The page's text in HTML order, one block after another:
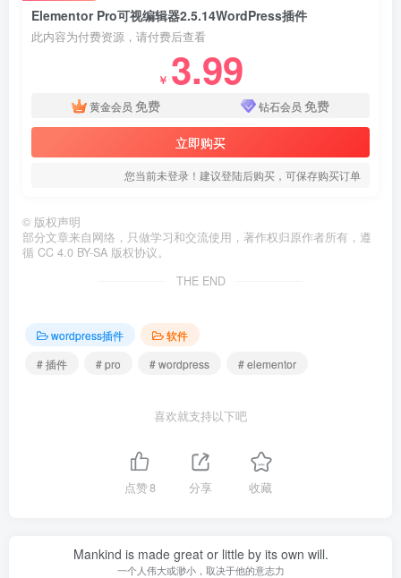
Elementor Pro可视编辑器2.5.14WordPress插件
此内容为付费资源，请付费后查看
￥ 3.99
黄金会员 免费 钻石会员 免费
立即购买
您当前未登录！建议登陆后购买，可保存购买订单
© 版权声明
部分文章来自网络，只做学习和交流使用，著作权归原作者所有，遵
循 CC 4.0 BY-SA 版权协议。
THE END
wordpress插件
软件
# 插件
# pro # wordpress # elementor
喜欢就支持以下吧
点赞8 分享 收藏
Mankind is made great or little by its own will.
一个人伟大或渺小，取决于他的意志力